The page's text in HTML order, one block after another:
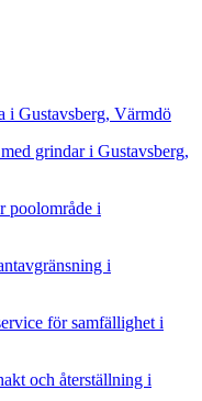
i Gustavsberg, Värmdö
grindar i Gustavsberg,
poolområde i
i
för samfällighet i
och återställning i